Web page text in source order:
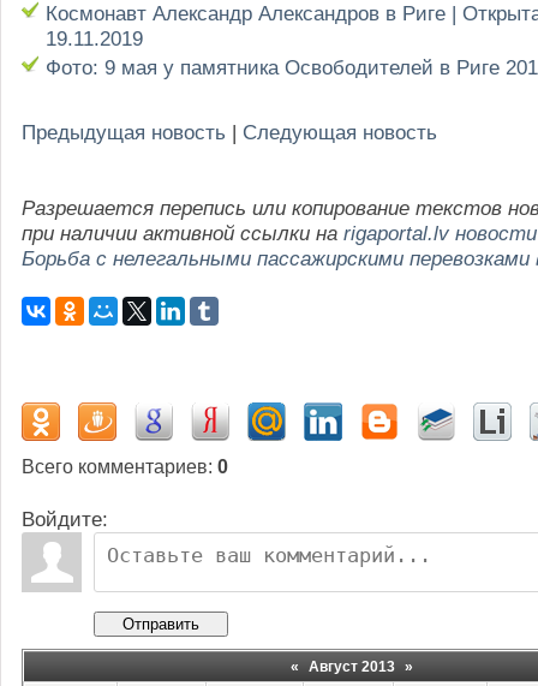
Космонавт Александр Александров в Риге |
19.11.2019
Фото: 9 мая у памятника Освободителей в Риге
Предыдущая новость | Следующая новость
Разрешается перепись или копирование текстов
при наличии активной ссылки на rigaportal.lv новости
Борьба с нелегальными пассажирскими перевозками
Всего комментариев: 0
Войдите:
Отправить
« Август 2013 »